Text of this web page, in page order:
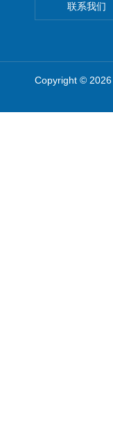
联系我们
Copyright © 2026